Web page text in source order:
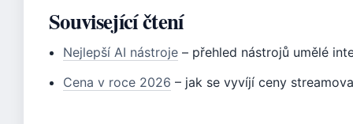
Související čtení
Nejlepší AI nástroje – přehled nástrojů umělé
Cena v roce 2026 – jak se vyvíjí ceny